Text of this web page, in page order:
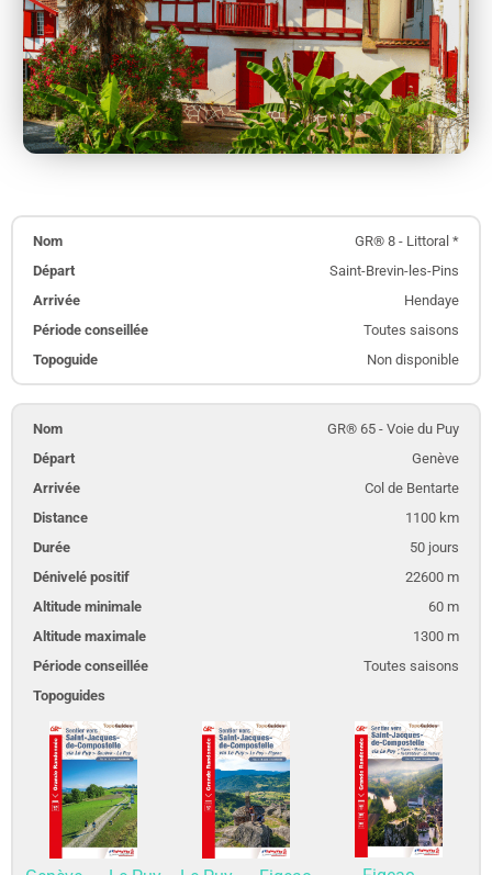
GR® 8 - Littoral *
Saint-Brevin-les-Pins
Hendaye
Toutes saisons
Non disponible
GR® 65 - Voie du Puy
Genève
Col de Bentarte
1100 km
50 jours
22600 m
60 m
1300 m
Toutes saisons